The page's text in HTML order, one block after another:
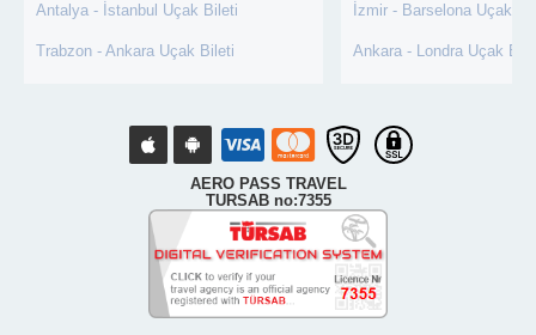
Antalya - İstanbul Uçak Bileti
Trabzon - Ankara Uçak Bileti
İzmir - Barselona Uçak
Ankara - Londra Uçak
AERO PASS TRAVEL
TURSAB no:7355